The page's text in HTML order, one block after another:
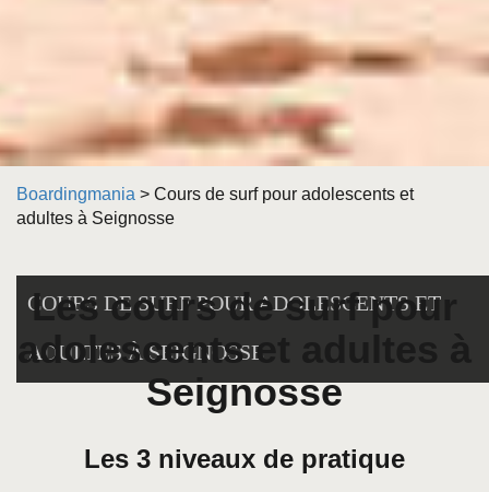
COURS DE SURF POUR ADOLESCENTS ET
ADULTES À SEIGNOSSE
Boardingmania > Cours de surf pour adolescents et
adultes à Seignosse
Les cours de surf pour
adolescents et adultes à
Seignosse
Les 3 niveaux de pratique